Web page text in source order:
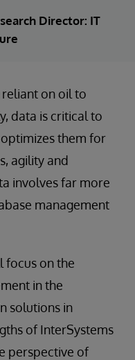
Director: IT
on oil to
data is critical to
them for
agility and
involves far more
management
focus on the
in the
solutions in
of InterSystems
perspective of